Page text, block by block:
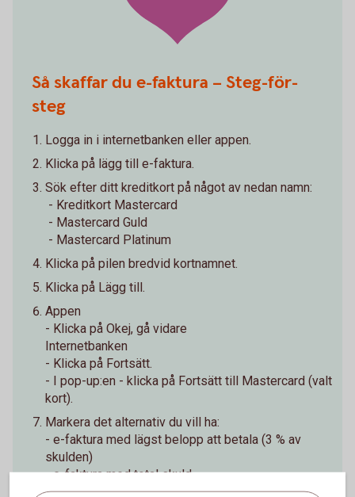
Så skaffar du e-faktura – Steg-för-
steg
Logga in i internetbanken eller appen.
Klicka på lägg till e-faktura.
Sök efter ditt kreditkort på något av nedan namn:
- Kreditkort Mastercard
- Mastercard Guld
- Mastercard Platinum
Klicka på pilen bredvid kortnamnet.
Klicka på Lägg till.
Appen
- Klicka på Okej, gå vidare
Internetbanken
- Klicka på Fortsätt.
- I pop-up:en - klicka på Fortsätt till Mastercard (valt
kort).
Markera det alternativ du vill ha:
- e-faktura med lägst belopp att betala (3 % av
skulden)
- e-faktura med total skuld